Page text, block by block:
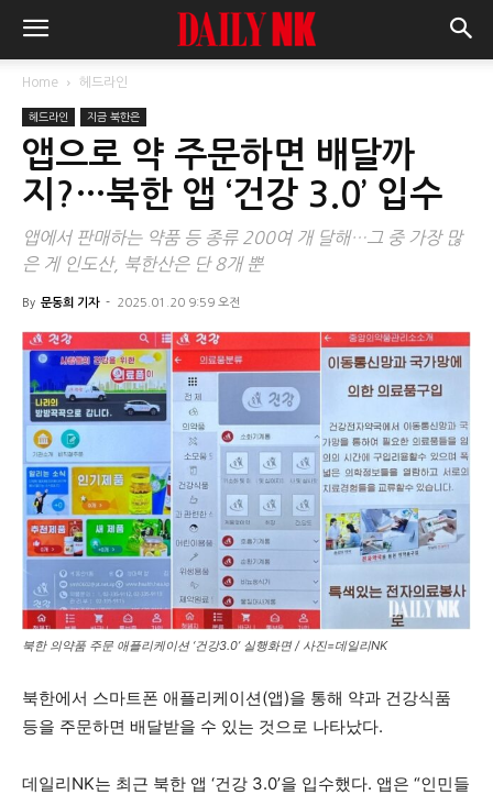
Home 헤드라인
헤드라인 지금 북한은
앱으로 약 주문하면 배달까
지?…북한 앱 ‘건강 3.0’ 입수
앱에서 판매하는 약품 등 종류 200여 개 달해…그 중 가장 많
은 게 인도산, 북한산은 단 8개 뿐
By 문동희 기자 - 2025.01.20 9:59 오전
북한 의약품 주문 애플리케이션 ‘건강3.0’ 실행화면 / 사진=데일리NK
북한에서 스마트폰 애플리케이션(앱)을 통해 약과 건강식품
등을 주문하면 배달받을 수 있는 것으로 나타났다.
데일리NK는 최근 북한 앱 ‘건강 3.0’을 입수했다. 앱은 “인민들